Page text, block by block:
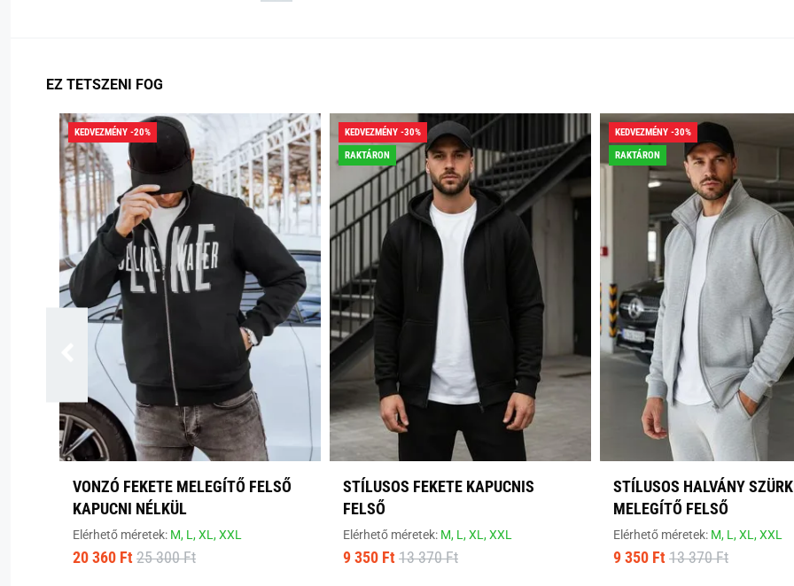
EZ TETSZENI FOG
KEDVEZMÉNY -20%
VONZÓ FEKETE MELEGÍTŐ FELSŐ
KAPUCNI NÉLKÜL
Elérhető méretek: M, L,XL,XXL
20 360 Ft 25 300 Ft
KEDVEZMÉNY -30%
RAKTÁRON
STÍLUSOS FEKETE KAPUCNIS
FELSŐ
Elérhető méretek: M, L,XL,XXL
9 350 Ft 13 370 Ft
KEDVEZMÉNY -30%
RAKTÁRON
STÍLUSOS HALVÁNY
MELEGÍTŐ FELSŐ
Elérhető méretek: M, L,XL,XXL
9 350 Ft 13 370 Ft